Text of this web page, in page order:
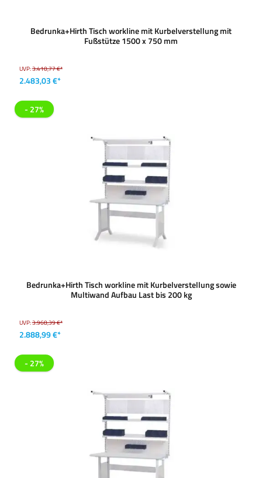
Bedrunka+Hirth Tisch workline mit Kurbelverstellung mit
Fußstütze 1500 x 750 mm
UVP:3.410,77 €*
2.483,03 €*
- 27%
Bedrunka+Hirth Tisch workline mit Kurbelverstellung sowie
Multiwand Aufbau Last bis 200 kg
UVP:3.968,39 €*
2.888,99 €*
- 27%